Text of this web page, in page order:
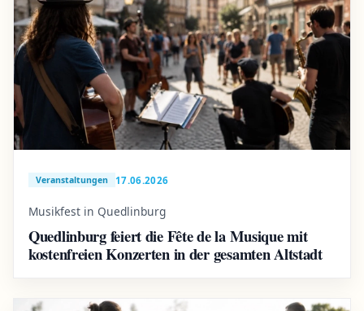
Veranstaltungen 17.06.2026
Musikfest in Quedlinburg
Quedlinburg feiert die Fête de la Musique mit
kostenfreien Konzerten in der gesamten Altstadt